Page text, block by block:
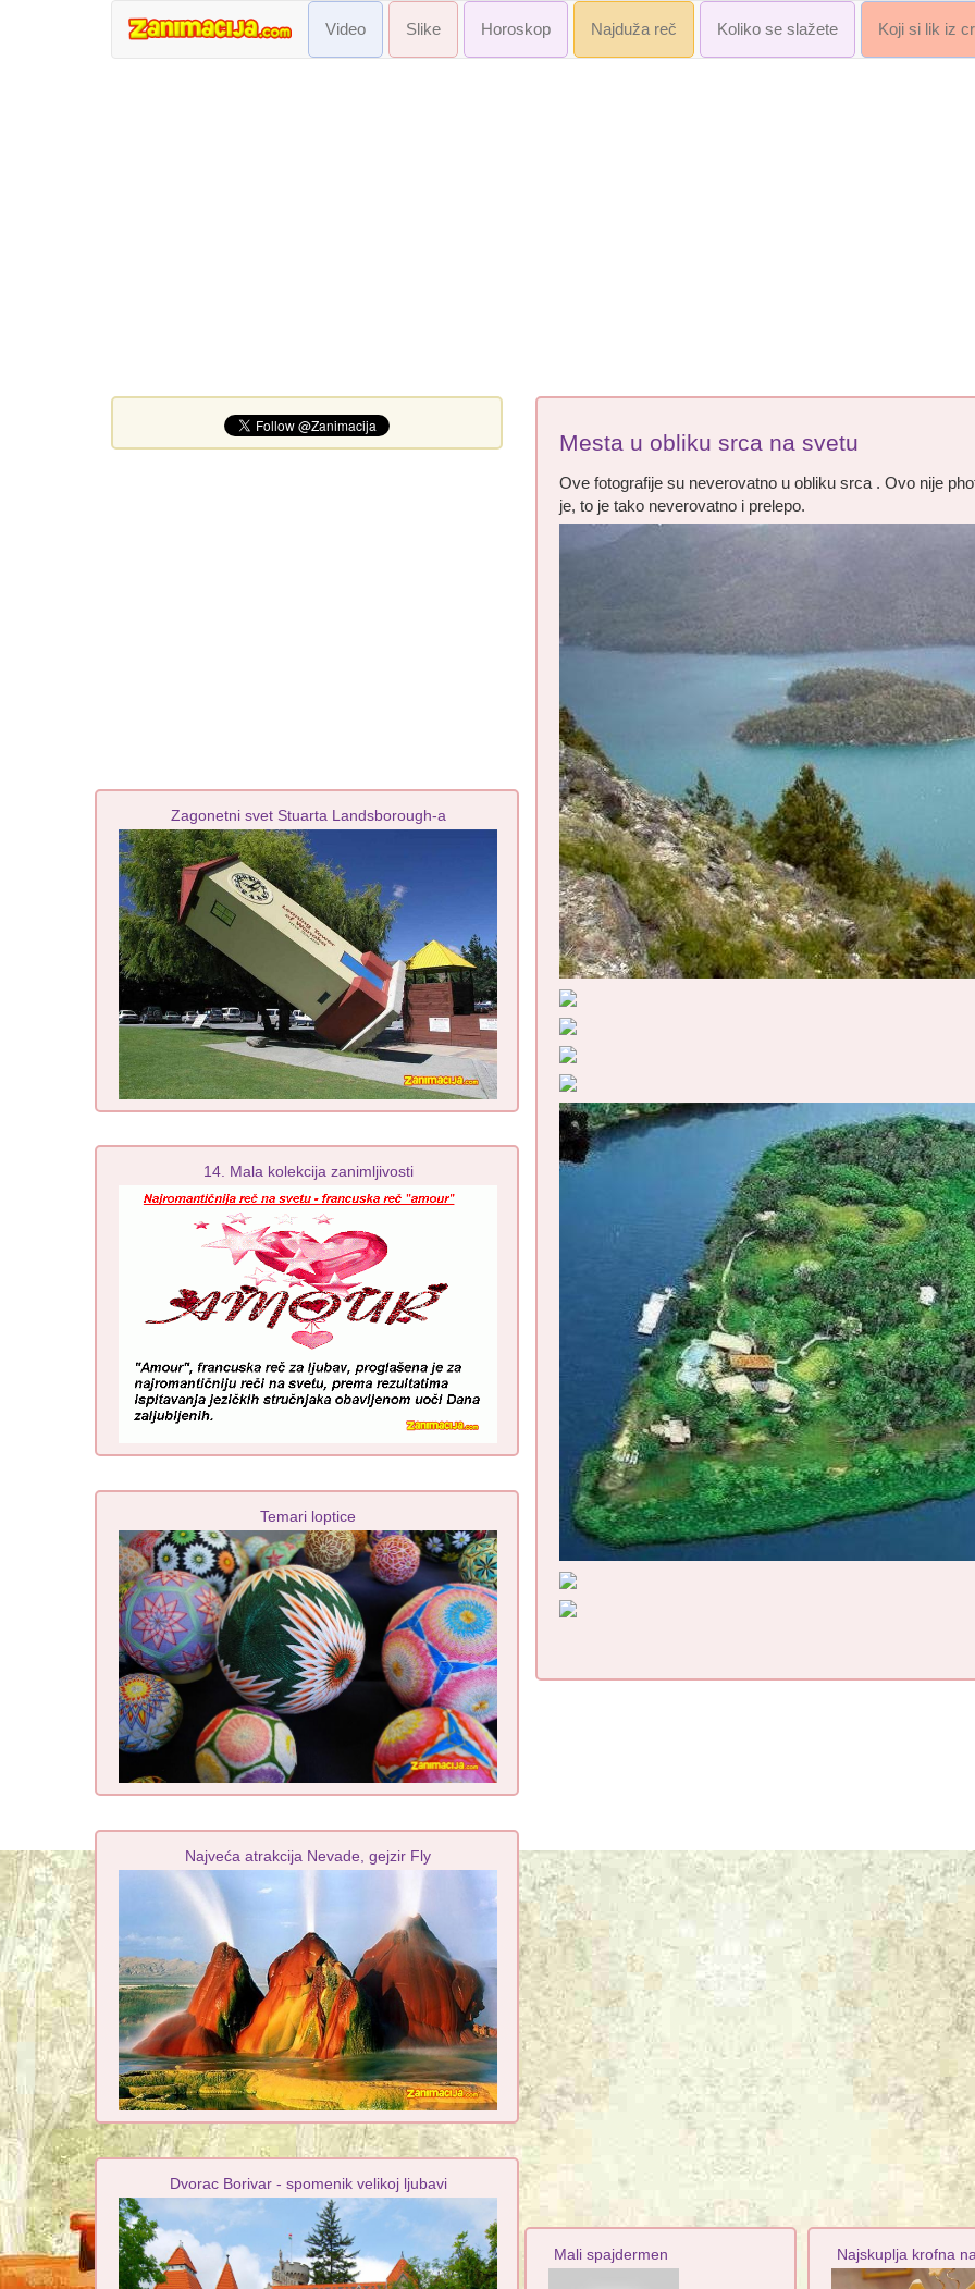
Video Slike Horoskop Najduža reč Koliko se slažete Koji si lik iz
Mesta u obliku srca na svetu
Ove fotografije su neverovatno u obliku srca . Ovo nije
je, to je tako neverovatno i prelepo.
Mali spajdermen Najskuplja krofna
Zagonetni svet Stuarta Landsborough-a
14. Mala kolekcija zanimljivosti
Temari loptice
Najveća atrakcija Nevade, gejzir Fly
Dvorac Borivar - spomenik velikoj ljubavi